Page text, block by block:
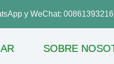
y WeChat:
SOBRE